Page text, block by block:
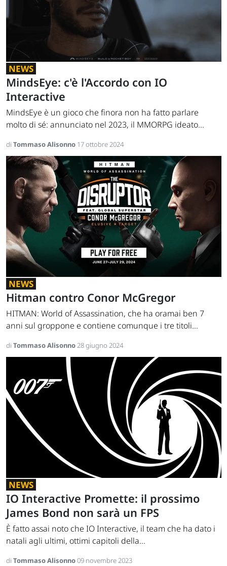
NEWS
MindsEye: c'è l'Accordo con IO
Interactive
MindsEye è un gioco che finora non ha fatto parlare
molto di sé: annunciato nel 2023, il MMORPG ideato...
di Tommaso Alisonno 17 ottobre 2024
NEWS
Hitman contro Conor McGregor
HITMAN: World of Assassination, che ha oramai ben 7
anni sul groppone e contiene comunque i tre titoli...
di Tommaso Alisonno28 giugno 2024
NEWS
IO Interactive Promette: il prossimo
James Bond non sarà un FPS
È fatto assai noto che IO Interactive, il team che ha dato i
natali agli ultimi, ottimi capitoli della...
di Tommaso Alisonno09 novembre 2023